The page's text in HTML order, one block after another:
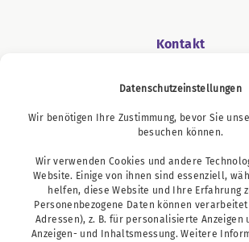
Datenschutzeinstellungen
Wir benötigen Ihre Zustimmung, bevor Sie
besuchen können.
Wir verwenden Cookies und andere
Website. Einige von ihnen sind essenziell,
helfen, diese Website und Ihre Erfahrung
Personenbezogene Daten können verarbeitet
Adressen), z. B. für personalisierte Anzeigen
Anzeigen- und Inhaltsmessung. Weitere
Kontakt
Podcast